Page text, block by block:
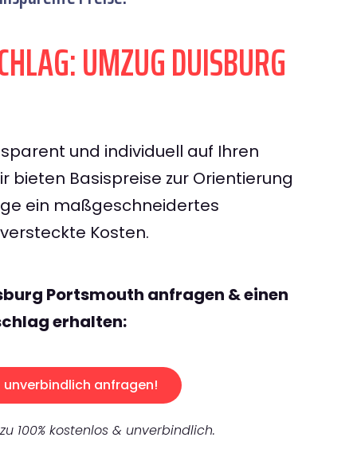
UMZUG DUISBURG
und individuell auf Ihren
bieten Basispreise zur Orientierung
ein maßgeschneidertes
Kosten.
Portsmouth anfragen & einen
erhalten:
unverbindlich anfragen!
100% kostenlos & unverbindlich.